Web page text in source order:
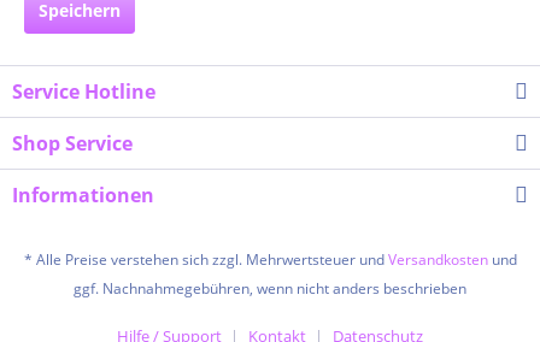
Speichern
Service Hotline
Shop Service
Informationen
* Alle Preise verstehen sich zzgl. Mehrwertsteuer undVersandkostenund
ggf. Nachnahmegebühren, wenn nicht anders beschrieben
Hilfe / Support Kontakt Datenschutz